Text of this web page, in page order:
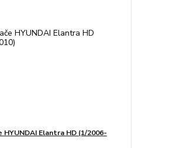
Elantra HD (1/2006-